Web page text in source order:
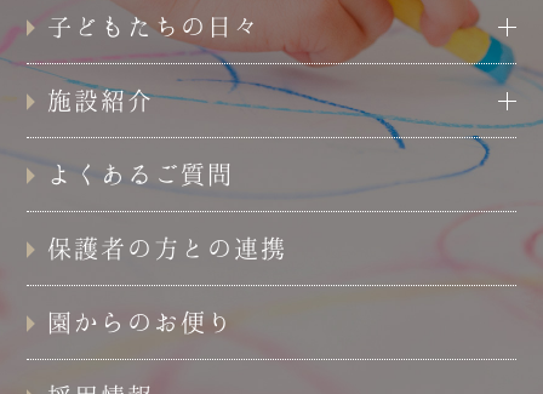
子どもたちの日々
施設紹介
よくあるご質問
保護者の方との連携
園からのお便り